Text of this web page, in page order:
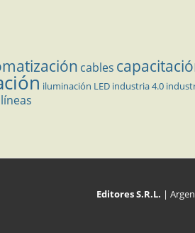
cables
iluminación LED industria 4.0
Editores S.R.L. |